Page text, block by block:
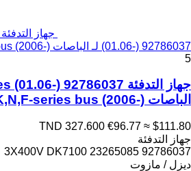
(01.06-) 92786037 لـ الباصات Scania K,N,F-series bus (2006-)
5
الباصات Scania K,N,F-series bus (2006-)
TND 327.600 €96.77 ≈ $111.80
جهاز التدفئة
92786037 3X400V DK7100 23265085
ديزل / مازوت